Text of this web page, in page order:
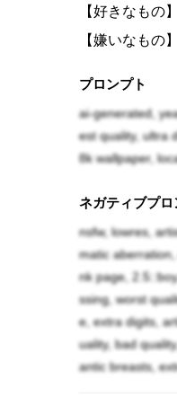
【好きなもの
【嫌いなもの
既に天涯孤独
山の神に護ら
にある蓬莱が
隠れていたが
着いた。
地球にボロボ
感じています
プロンプト
ai-generated,
est quality, ultra
8k wallpaper,
ネガティブプロ
nsfw, lowres,
matic
nk page,
ssing, worst
e, extra digits,
uality, bad
antic breasts,